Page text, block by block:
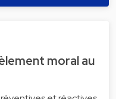
moral au